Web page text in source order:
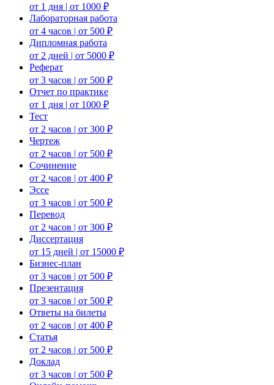
от 1 дня | от 1000 ₽
Лабораторная работа
от 4 часов | от 500 ₽
Дипломная работа
от 2 дней | от 5000 ₽
Реферат
от 3 часов | от 500 ₽
Отчет по практике
от 1 дня | от 1000 ₽
Тест
от 2 часов | от 300 ₽
Чертеж
от 2 часов | от 500 ₽
Сочинение
от 2 часов | от 400 ₽
Эссе
от 3 часов | от 500 ₽
Перевод
от 2 часов | от 300 ₽
Диссертация
от 15 дней | от 15000 ₽
Бизнес-план
от 3 часов | от 500 ₽
Презентация
от 3 часов | от 500 ₽
Ответы на билеты
от 2 часов | от 400 ₽
Статья
от 2 часов | от 500 ₽
Доклад
от 3 часов | от 500 ₽